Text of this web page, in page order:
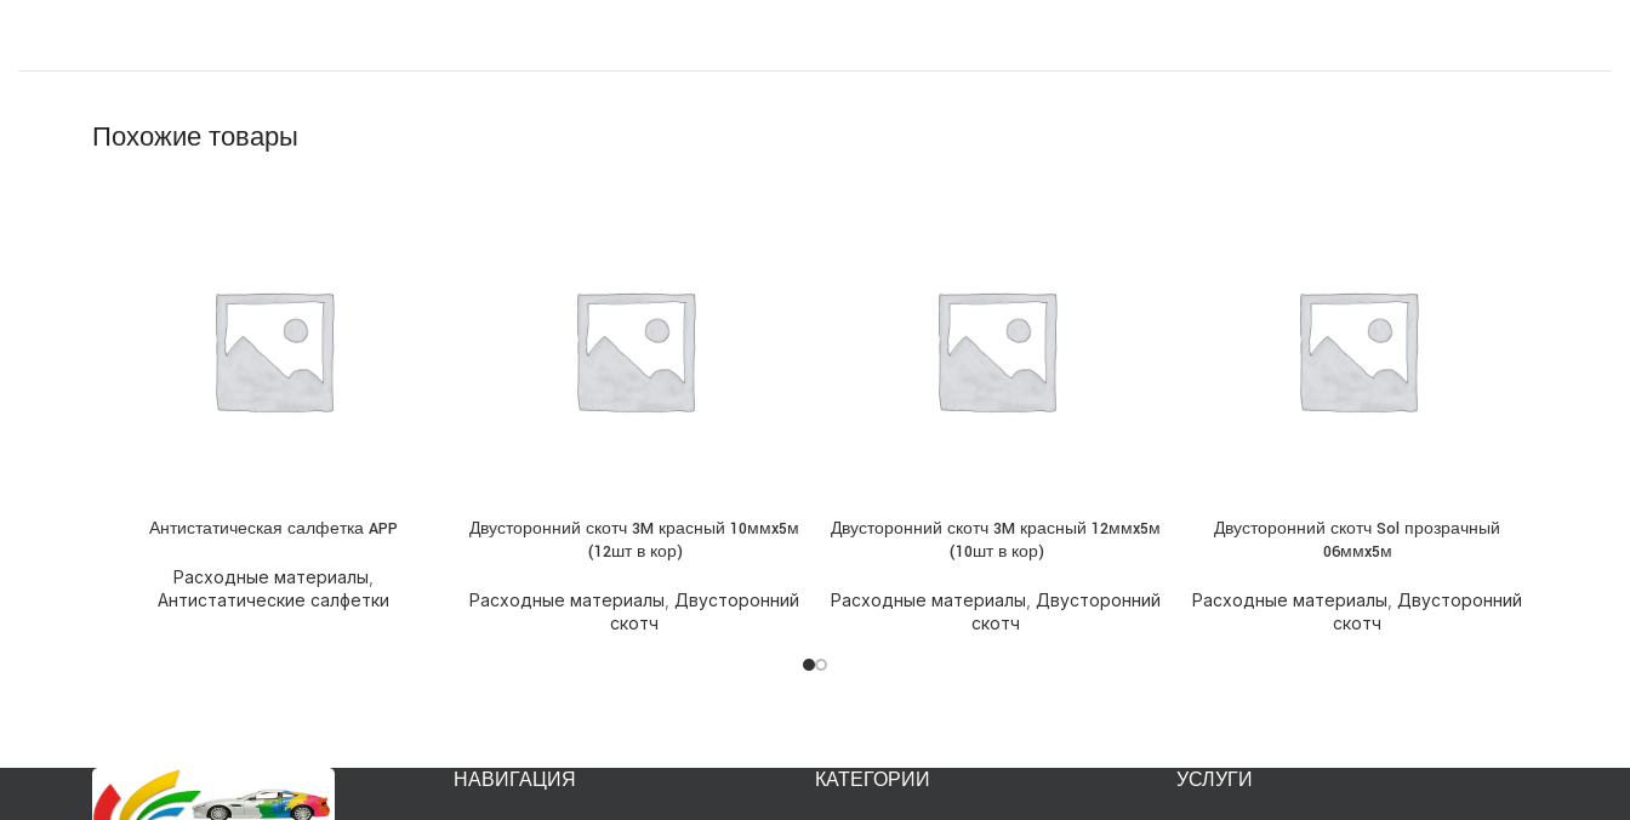
Похожие товары
ПОДРОБНЕЕ
Антистатическая салфетка APP
Расходные материалы
Антистатические салфетки
ПОДРОБНЕЕ
Двусторонний скотч 3M красный 10ммx5м
(12шт в кор)
Расходные материалы Двусторонний
скотч
ПОДРОБНЕЕ
Двусторонний скотч 3M красный 12ммx5м
(10шт в кор)
Расходные материалы Двусторонний
скотч
ПОДРОБНЕЕ
Двусторонний скотч Sol прозрачный
06ммx5м
Расходные материалы Двусторонний
скотч
НАВИГАЦИЯ КАТЕГОРИИ УСЛУГИ